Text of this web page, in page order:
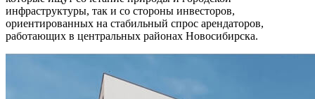
инфраструктуры, так и со стороны инвесторов,
ориентированных на стабильный спрос арендаторов,
работающих в центральных районах Новосибирска.